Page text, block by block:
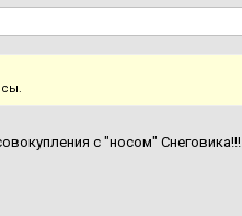
с "носом" Снеговика!!!